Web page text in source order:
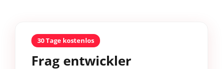
30 Tage kostenlos
Frag entwickler